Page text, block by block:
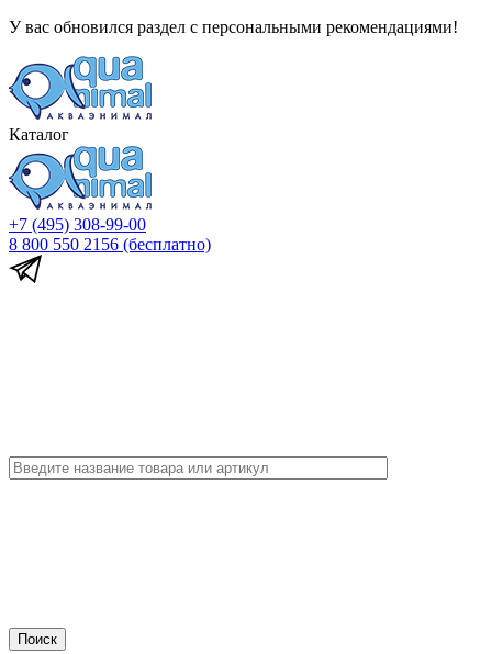
У вас обновился раздел с персональными рекомендациями!
Каталог
+7 (495) 308-99-00
8 800 550 2156 (бесплатно)